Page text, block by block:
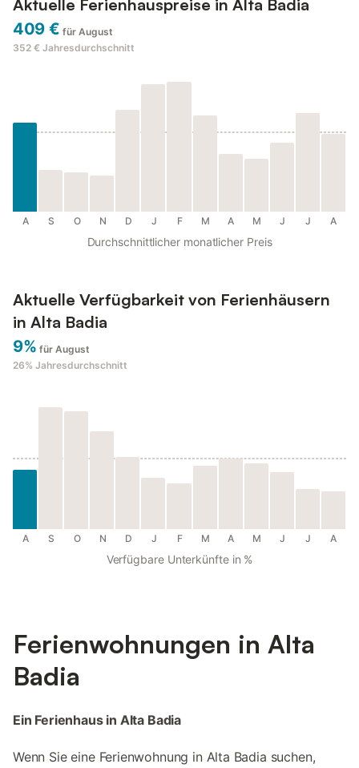
Aktuelle Ferienhauspreise in Alta Badia
409 € für August
352 € Jahresdurchschnitt
A S O N D J F M A M J J A
Durchschnittlicher monatlicher Preis
Aktuelle Verfügbarkeit von Ferienhäusern
in Alta Badia
9% für August
26% Jahresdurchschnitt
A S O N D J F M A M J J A
Verfügbare Unterkünfte in %
Ferienwohnungen in Alta
Badia
Ein Ferienhaus in Alta Badia
Wenn Sie eine Ferienwohnung in Alta Badia suchen,